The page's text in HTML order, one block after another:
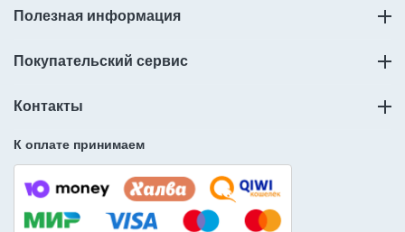
Полезная информация
Покупательский сервис
Контакты
К оплате принимаем